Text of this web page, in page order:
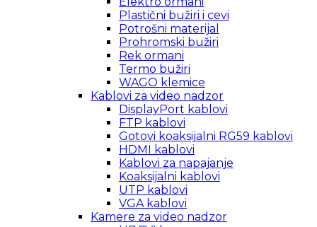
Plastični bužiri i cevi
Potrošni materijal
Prohromski bužiri
Rek ormani
Termo bužiri
WAGO klemice
Kablovi za video nadzor
DisplayPort kablovi
FTP kablovi
Gotovi koaksijalni RG59 kablovi
HDMI kablovi
Kablovi za napajanje
Koaksijalni kablovi
UTP kablovi
VGA kablovi
Kamere za video nadzor